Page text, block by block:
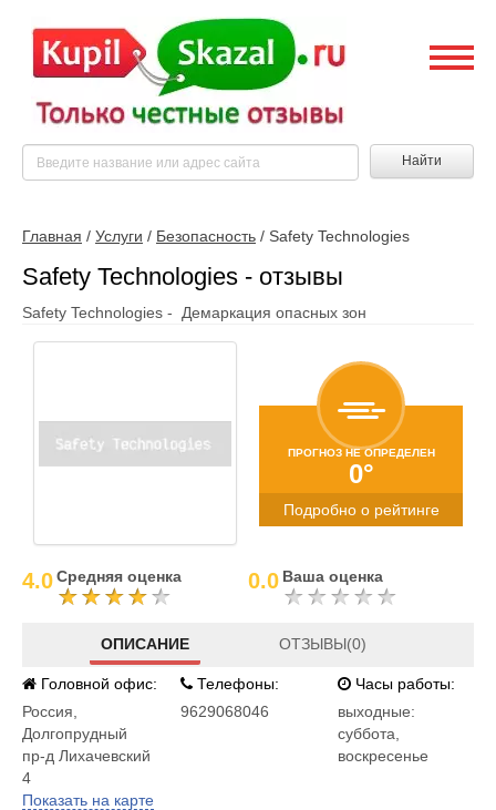
Найти
Главная / Услуги / Безопасность / Safety Technologies
Safety Technologies - отзывы
Safety Technologies - Демаркация опасных зон
ПРОГНОЗ НЕ ОПРЕДЕЛЕН
0°
Подробно о рейтинге
4.0Средняя оценка 0.0 Ваша оценка
ОПИСАНИЕ ОТЗЫВЫ(0)
Головной офис:
Россия
Долгопрудный
пр-д Лихачевский
4
Показать на карте
Телефоны:
9629068046
Часы работы:
выходные:
суббота,
воскресенье